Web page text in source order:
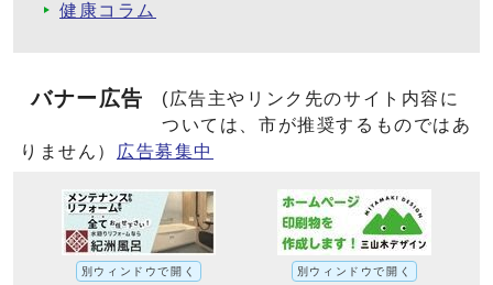
健康コラム
バナー広告
(広告主やリンク先のサイト内容に
ついては、市が推奨するものではあ
りません）
広告募集中
別ウィンドウで開く 別ウィンドウで開く